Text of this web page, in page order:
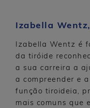
Izabella
Izabella Wentz é
da tiróide
a sua carreira a
a compreender e
função tiroideia,
mais comuns que